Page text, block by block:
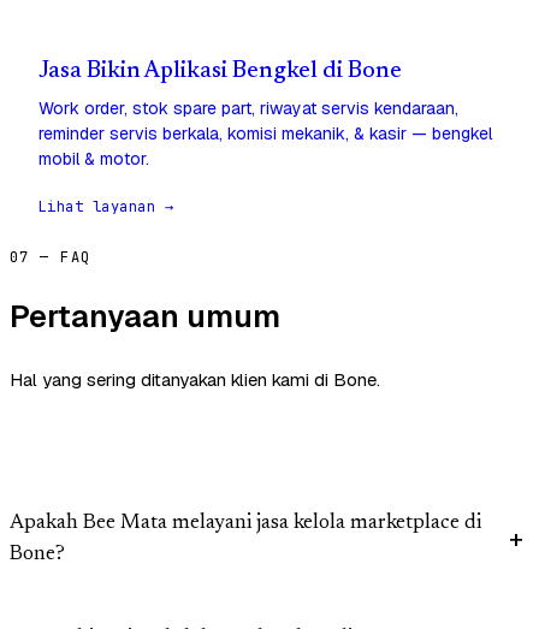
Jasa Bikin Aplikasi Bengkel di Bone
Work order, stok spare part, riwayat servis kendaraan,
reminder servis berkala, komisi mekanik, & kasir — bengkel
mobil & motor.
Lihat layanan →
07 — FAQ
Pertanyaan umum
Hal yang sering ditanyakan klien kami di Bone.
Apakah Bee Mata melayani jasa kelola marketplace di
Bone?